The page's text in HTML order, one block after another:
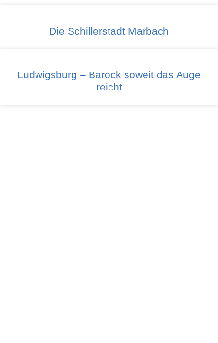
Die Schillerstadt Marbach
Ludwigsburg – Barock soweit das Auge
reicht